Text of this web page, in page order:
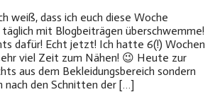
weiß, dass ich euch diese Woche
mit Blogbeiträgen überschwemme!
dafür! Echt jetzt! Ich hatte 6(!) Wochen
viel Zeit zum Nähen! 😉 Heute zur
aus dem Bekleidungsbereich sondern
nach den Schnitten der […]